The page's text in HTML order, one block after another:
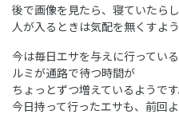
後で画像を見たら、寝ていたら
人が入るときは気配を無くすよ
今は毎日エサを与えに行ってい
ルミが通路で待つ時間が
ちょっとずつ増えているようです
今日持って行ったエサも、前回